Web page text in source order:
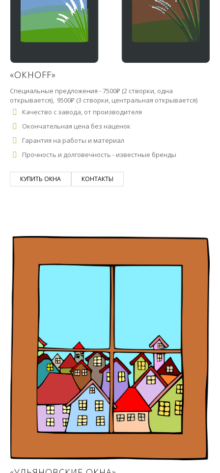
«ОКНОFF»
Специальные предложения - 7500₽ (2 створки, одна
открывается), 9500₽ (3 створки, центральная открывается)
Качество с завода, от производителя
Окончательная цена без наценок
Гарантия на работы и материал
Прочность и долговечность - известные бренды
КУПИТЬ ОКНА КОНТАКТЫ